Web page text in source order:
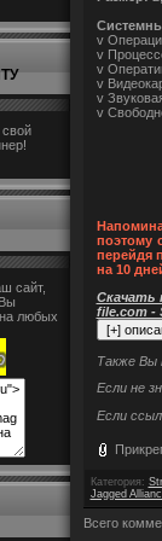
сайт,
любых
v
v
v
v
v
v
поэтому
перейдя
на 10
Скачать
file.com -
Также Вы
Если не
Если
Категория :
Jagged
Всего